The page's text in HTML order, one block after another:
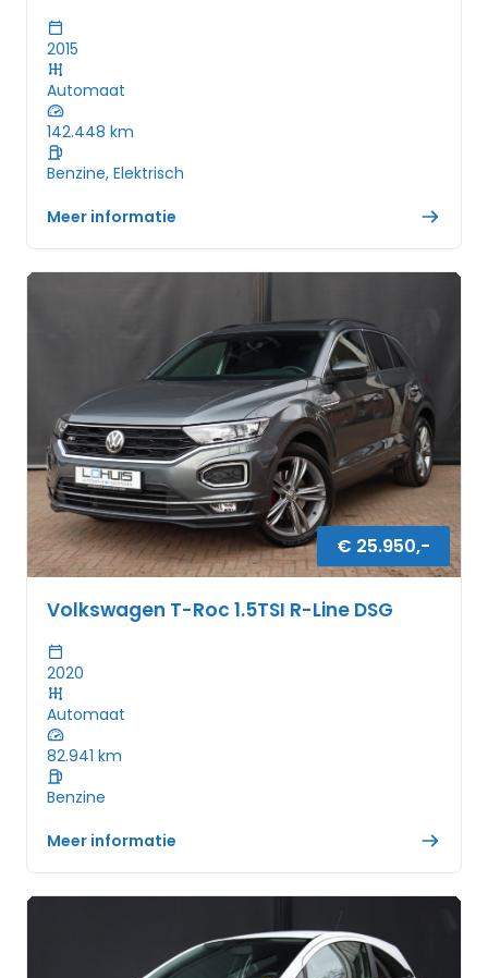
2015
Automaat
142.448 km
Benzine, Elektrisch
Meer informatie
€ 25.950,-
Volkswagen T-Roc 1.5TSI R-Line DSG
2020
Automaat
82.941 km
Benzine
Meer informatie